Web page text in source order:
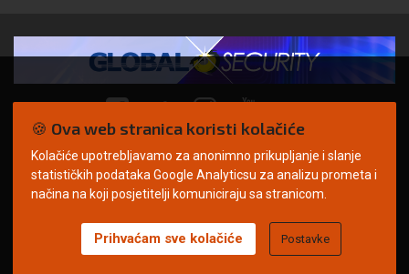
© Copyright 2026. | ARILEO
Uvjeti korištenja Politika privatnosti
Impressum
🍪 Ova web stranica koristi kolačiće
Kolačiće upotrebljavamo za anonimno prikupljanje i slanje
statističkih podataka Google Analyticsu za analizu prometa i
načina na koji posjetitelji komuniciraju sa stranicom.
Prihvaćam sve kolačiće Postavke